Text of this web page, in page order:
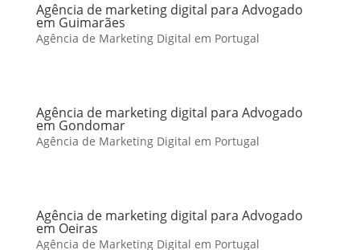
Agência de marketing digital para Advogado
em Guimarães
Agência de Marketing Digital em Portugal
Agência de marketing digital para Advogado
em Gondomar
Agência de Marketing Digital em Portugal
Agência de marketing digital para Advogado
em Oeiras
Agência de Marketing Digital em Portugal